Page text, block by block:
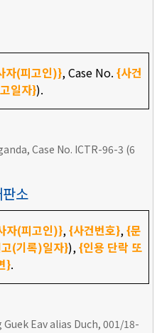
자(피고인)}, Case No. {사건
일자}).
Case No. ICTR-96-3 (6
소
자(피고인)},{사건번호},{문
(기록)일자}),{인용 단락 또
}.
Eav alias Duch, 001/18-